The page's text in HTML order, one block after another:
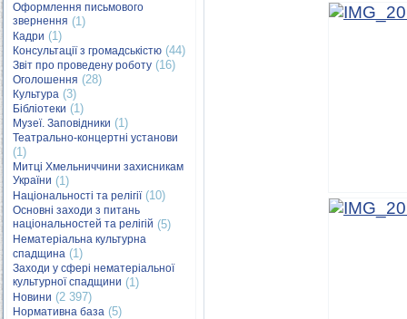
Оформлення письмового
звернення (1)
Кадри (1)
Консультації з громадськістю (44)
Звіт про проведену роботу (16)
Оголошення (28)
Культура (3)
Бібліотеки (1)
Музеї. Заповідники (1)
Театрально-концертні установи
(1)
Митці Хмельниччини захисникам
України (1)
Національності та релігії(10)
Основні заходи з питань
національностей та релігій (5)
Нематеріальна культурна
спадщина (1)
Заходи у сфері нематеріальної
культурної спадщини (1)
Новини (2 397)
Нормативна база (5)